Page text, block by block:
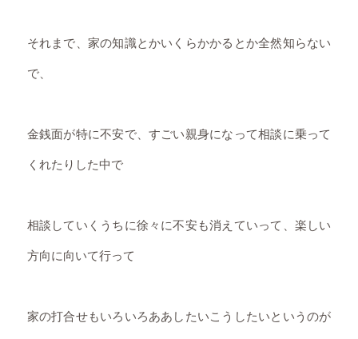
それまで、家の知識とかいくらかかるとか全然知らない
で、
金銭面が特に不安で、すごい親身になって相談に乗って
くれたりした中で
相談していくうちに徐々に不安も消えていって、楽しい
方向に向いて行って
家の打合せもいろいろああしたいこうしたいというのが